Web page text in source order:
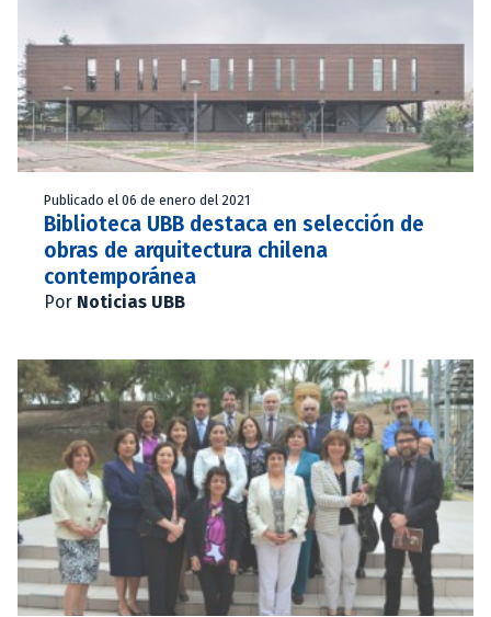
Publicado el 06 de enero del 2021
Biblioteca UBB destaca en selección de
obras de arquitectura chilena
contemporánea
Por Noticias UBB